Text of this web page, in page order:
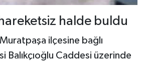
halde buldu
ilçesine bağlı
Balıkçıoğlu Caddesi üzerinde